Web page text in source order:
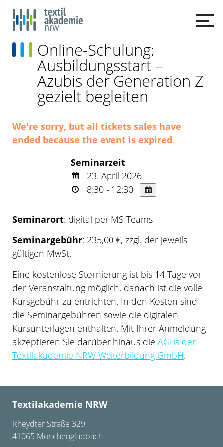
Online-Schulung:
Ausbildungsstart –
Azubis der Generation Z
gezielt begleiten
We're sorry, but all tickets sales have
ended because the event is expired.
Seminarzeit
23. April 2026
8:30 - 12:30
Seminarort: digital per MS Teams
Seminargebühr: 235,00 €, zzgl. der jeweils
gültigen MwSt.
Eine kostenlose Stornierung ist bis 14 Tage vor
der Veranstaltung möglich, danach ist die volle
Kursgebühr zu entrichten. In den Kosten sind
die Seminargebühren sowie die digitalen
Kursunterlagen enthalten. Mit Ihrer Anmeldung
akzeptieren Sie darüber hinaus die AGBs der
Textilakademie NRW Weiterbildung GmbH.
Textilakademie NRW
Rheydter Straße 329
41065 Mönchengladbach